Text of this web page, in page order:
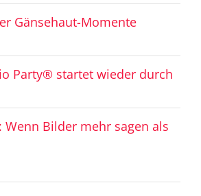
Gänsehaut-Momente
Party® startet wieder durch
Wenn Bilder mehr sagen als